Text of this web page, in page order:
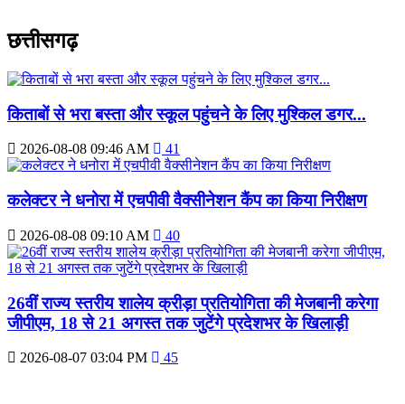
छत्तीसगढ़
किताबों से भरा बस्ता और स्कूल पहुंचने के लिए मुश्किल डगर...
2026-08-08 09:46 AM 41
कलेक्टर ने धनोरा में एचपीवी वैक्सीनेशन कैंप का किया निरीक्षण
2026-08-08 09:10 AM 40
26वीं राज्य स्तरीय शालेय क्रीड़ा प्रतियोगिता की मेजबानी करेगा
जीपीएम, 18 से 21 अगस्त तक जुटेंगे प्रदेशभर के खिलाड़ी
2026-08-07 03:04 PM 45